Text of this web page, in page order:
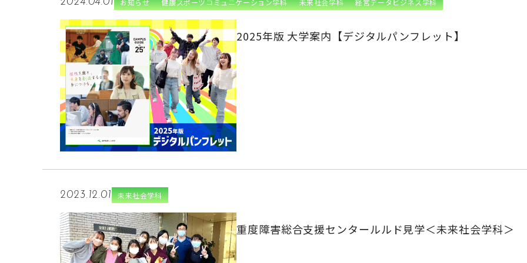
2025年版 大学案内【デジタルパンフレット】
2023.12.01 未来社会学科
重度障害総合支援センタールルド見学＜未来社会学科＞